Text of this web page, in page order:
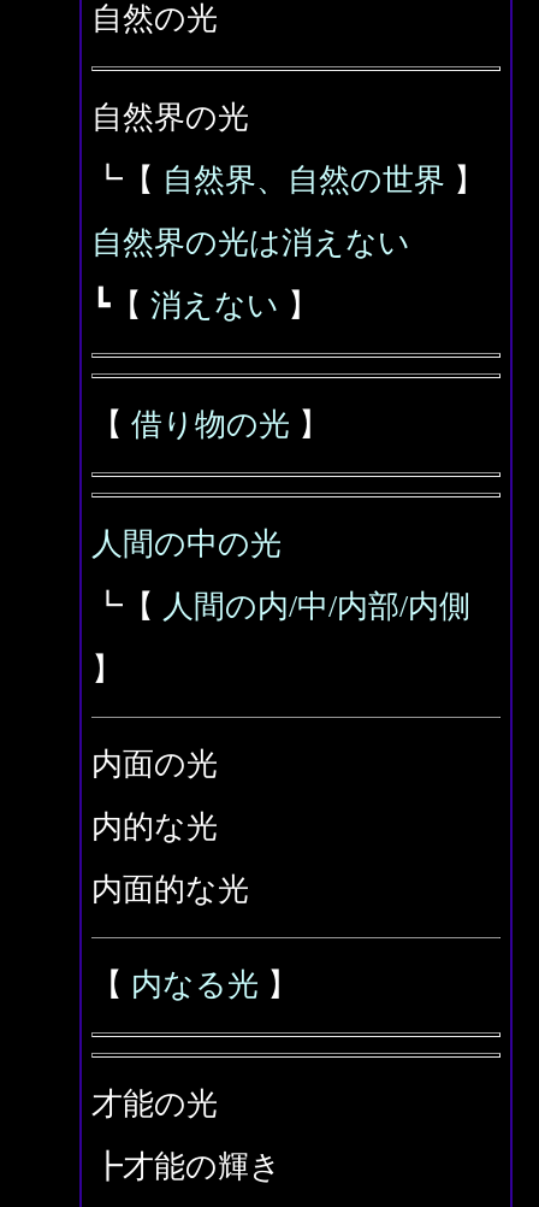
自然の光
自然界の光
┗【 自然界、自然の世界 】
自然界の光は消えない
┗【 消えない 】
【 借り物の光 】
人間の中の光
┗【 人間の内/中/内部/内側
】
内面の光
内的な光
内面的な光
【 内なる光 】
才能の光
┣才能の輝き